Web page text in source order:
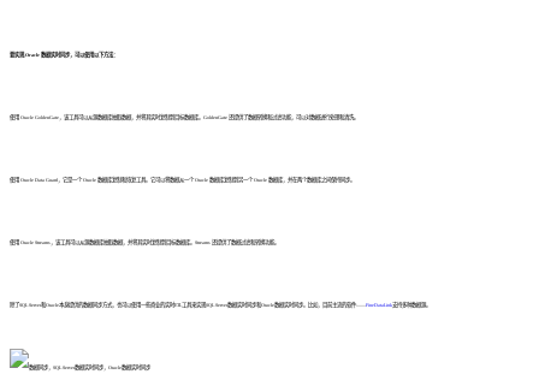
要实现 Oracle 数据实时同步，可以使用以下方法：
使用 Oracle GoldenGate，该工具可以从源数据库抽取数据，并将其实时复制到目标数据库。GoldenGate 还提供了数据转换和过滤功能，可以对数据进行处理和清洗。
使用 Oracle Data Guard，它是一个 Oracle 数据库复制和恢复工具。它可以将数据从一个 Oracle 数据库复制到另一个 Oracle 数据库，并在两个数据库之间保持同步。
使用 Oracle Streams，该工具可以从源数据库抽取数据，并将其实时复制到目标数据库。Streams 还提供了数据过滤和转换功能。
除了SQL Server和Oracle本身提供的数据同步方式，也可以使用一些商业的实时ETL工具来实现SQL Server数据实时同步和Oracle数据实时同步。比如，目前主流的软件——FineDataLink支持多种数据源。